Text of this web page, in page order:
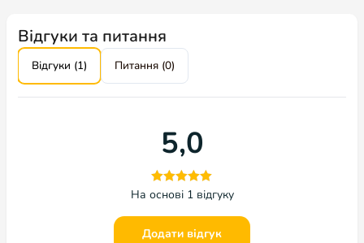
Відгуки та питання
Відгуки (1) Питання (0)
5,0
На основі 1 відгуку
Додати відгук